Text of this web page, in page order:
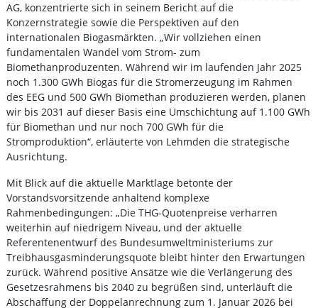
AG, konzentrierte sich in seinem Bericht auf die
Konzernstrategie sowie die Perspektiven auf den
internationalen Biogasmärkten. „Wir vollziehen einen
fundamentalen Wandel vom Strom- zum
Biomethanproduzenten. Während wir im laufenden Jahr 2025
noch 1.300 GWh Biogas für die Stromerzeugung im Rahmen
des EEG und 500 GWh Biomethan produzieren werden, planen
wir bis 2031 auf dieser Basis eine Umschichtung auf 1.100 GWh
für Biomethan und nur noch 700 GWh für die
Stromproduktion“, erläuterte von Lehmden die strategische
Ausrichtung.
Mit Blick auf die aktuelle Marktlage betonte der
Vorstandsvorsitzende anhaltend komplexe
Rahmenbedingungen: „Die THG-Quotenpreise verharren
weiterhin auf niedrigem Niveau, und der aktuelle
Referentenentwurf des Bundesumweltministeriums zur
Treibhausgasminderungsquote bleibt hinter den Erwartungen
zurück. Während positive Ansätze wie die Verlängerung des
Gesetzesrahmens bis 2040 zu begrüßen sind, unterläuft die
Abschaffung der Doppelanrechnung zum 1. Januar 2026 bei